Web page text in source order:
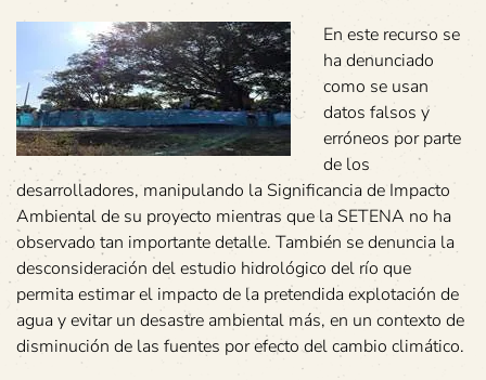
En este recurso se
ha denunciado
como se usan
datos falsos y
erróneos por parte
de los
desarrolladores, manipulando la Significancia de Impacto
Ambiental de su proyecto mientras que la SETENA no ha
observado tan importante detalle. También se denuncia la
desconsideración del estudio hidrológico del río que
permita estimar el impacto de la pretendida explotación de
agua y evitar un desastre ambiental más, en un contexto de
disminución de las fuentes por efecto del cambio climático.